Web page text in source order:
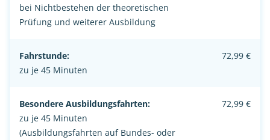
bei Nichtbestehen der theoretischen
Prüfung und weiterer Ausbildung
Fahrstunde:
zu je 45 Minuten
72,99 €
Besondere Ausbildungsfahrten:
zu je 45 Minuten
(Ausbildungsfahrten auf Bundes- oder
72,99 €